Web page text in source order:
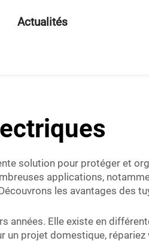
Actualités
solution pour protéger et
applications,
les avantages des
années. Elle existe en
un projet domestique,